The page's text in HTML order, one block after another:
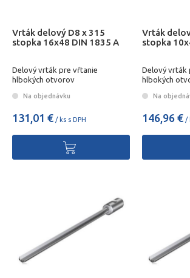
Vrták delový D8 x 315
stopka 16x48 DIN 1835 A
Delový vrták pre vŕtanie
hlbokých otvorov
Na objednávku
131,01 € / ks s DPH
Vrták
stopka
Delový vrták
hlbokých
Na
146,96 € /